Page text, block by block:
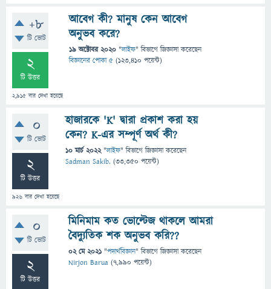
+8
টি ভোট
2
টি উত্তর
2,915 বার দেখা হয়েছে
আবেগ কী? মানুষ কেন আবেগ
অনুভব করে?
19 অক্টোবর 2020 "লাইফ" বিভাগে জিজ্ঞাসাকরেছেন
বিজ্ঞানের পোকা ৫ (123,410 পয়েন্ট)
0
টি ভোট
2
টি উত্তর
926 বার দেখা হয়েছে
হাজারকে 'K' দ্বারা প্রকাশ করা হয়
কেন? K-এর সম্পূর্ণ অর্থ কী?
10 মার্চ 2022 "লাইফ" বিভাগে জিজ্ঞাসাকরেছেন
Sadman Sakib. (33,350 পয়েন্ট)
0
টি ভোট
2
টি উত্তর
মিনিমাম কত ভোল্টেজ থাকলে আমরা
বৈদ্যুতিক শক অনুভব করি??
02 মে 2021 "পদার্থবিজ্ঞান" বিভাগে জিজ্ঞাসাকরেছেন
Nirjon Barua (7,990 পয়েন্ট)